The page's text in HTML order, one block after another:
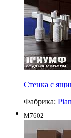
Стенка с
Фабрика:
M7602